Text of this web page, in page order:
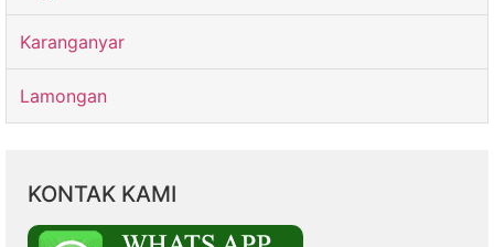
Karanganyar
Lamongan
KONTAK KAMI